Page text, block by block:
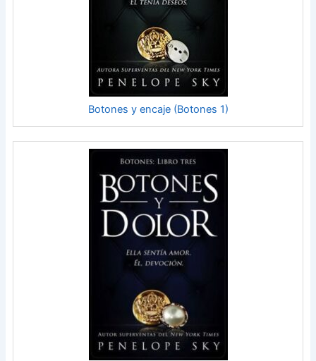
Botones y encaje (Botones 1)